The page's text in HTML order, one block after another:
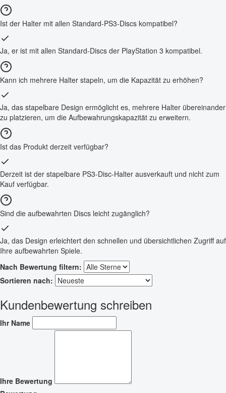
Ist der Halter mit allen Standard-PS3-Discs kompatibel?
Ja, er ist mit allen Standard-Discs der PlayStation 3 kompatibel.
Kann ich mehrere Halter stapeln, um die Kapazität zu erhöhen?
Ja, das stapelbare Design ermöglicht es, mehrere Halter übereinander
zu platzieren, um die Aufbewahrungskapazität zu erweitern.
Ist das Produkt derzeit verfügbar?
Derzeit ist der stapelbare PS3-Disc-Halter ausverkauft und nicht zum
Kauf verfügbar.
Sind die aufbewahrten Discs leicht zugänglich?
Ja, das Design erleichtert den schnellen und übersichtlichen Zugriff auf
Ihre aufbewahrten Spiele.
Nach Bewertung filtern:
Sortieren nach:
Kundenbewertung schreiben
Ihr Name
Ihre Bewertung